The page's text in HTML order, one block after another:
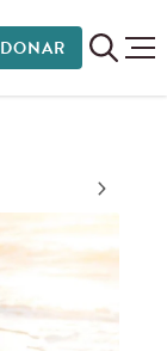
DONAR